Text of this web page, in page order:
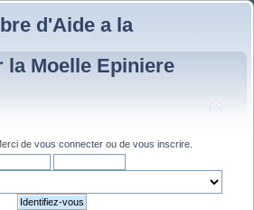
d'Aide a la
la Moelle Epiniere
de vous connecter ou de vous inscrire